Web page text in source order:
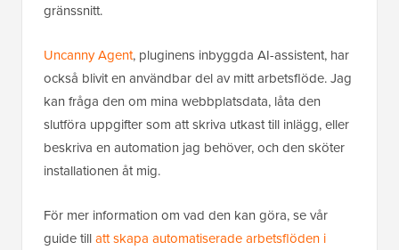
gränssnitt.
Uncanny Agent, pluginens inbyggda AI-assistent, har
också blivit en användbar del av mitt arbetsflöde. Jag
kan fråga den om mina webbplatsdata, låta den
slutföra uppgifter som att skriva utkast till inlägg, eller
beskriva en automation jag behöver, och den sköter
installationen åt mig.
För mer information om vad den kan göra, se vår
guide tillatt skapa automatiserade arbetsflöden i